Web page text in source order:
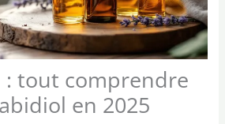
: tout comprendre
en 2025